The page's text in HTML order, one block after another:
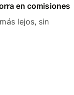
en comisiones
lejos, sin